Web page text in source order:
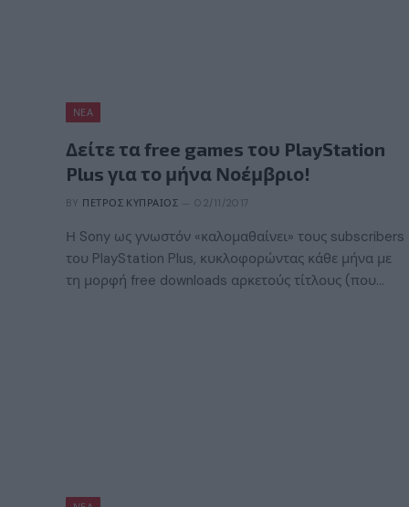
ΝΈΑ
Δείτε τα free games του PlayStation
Plus για το μήνα Νοέμβριο!
BY ΠΈΤΡΟΣ ΚΥΠΡΑΊΟΣ 02/11/2017
Η Sony ως γνωστόν «καλομαθαίνει» τους subscribers
του PlayStation Plus, κυκλοφορώντας κάθε μήνα με
τη μορφή free downloads αρκετούς τίτλους (που…